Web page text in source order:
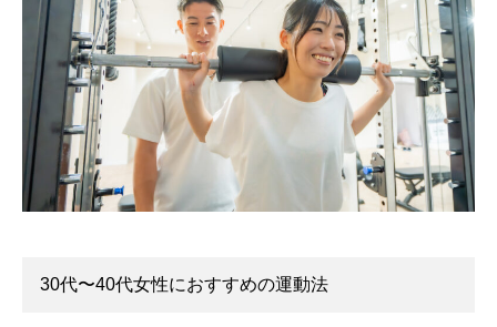
30代〜40代女性におすすめの運動法